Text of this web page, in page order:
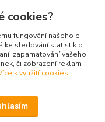
cookies?
fungování našeho e-
ke sledování statistik o
zapamatování vašeho
či zobrazení reklam
k využití cookies